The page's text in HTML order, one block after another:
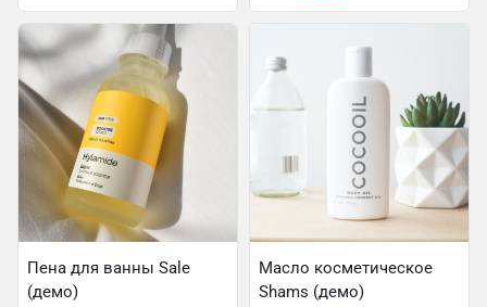
Пена для ванны Sale
(демо)
Масло косметическое
Shams (демо)